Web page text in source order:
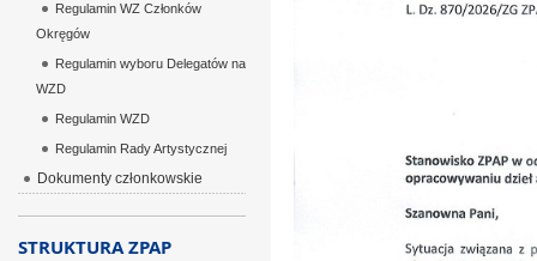
Regulamin WZ Członków
Okręgów
Regulamin wyboru Delegatów na
WZD
Regulamin WZD
Regulamin Rady Artystycznej
Dokumenty członkowskie
STRUKTURA ZPAP